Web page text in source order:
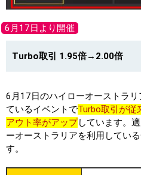
6月17日より開催
Turbo取引 1.95倍→2.00倍
6月17日のハイローオーストラ
ているイベントでTurbo取引が従
アウト率がアップしています。
ーオーストラリアを利用してい
す。